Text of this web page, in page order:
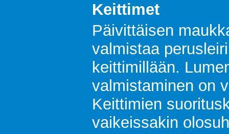
Keittimet
Päivittäisen
valmistaa
keittimillään.
valmistaminen on
Keittimien
vaikeissakin